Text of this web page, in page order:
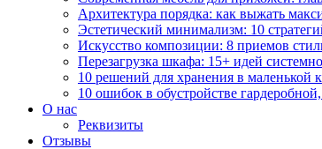
Архитектура порядка: как выжать
Эстетический минимализм: 10
Искусство композиции: 8 приемов
Перезагрузка шкафа: 15+ идей
10 решений для хранения в маленькой
10 ошибок в обустройстве
О нас
Реквизиты
Отзывы